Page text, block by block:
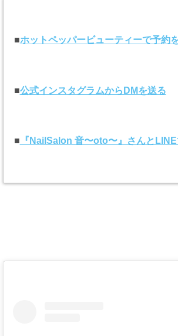
■ホットペッパービューティーで予約
■公式インスタグラムからDMを送る
■ 『NailSalon 音〜oto〜』さんと